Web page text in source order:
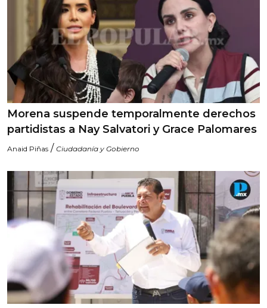
Morena suspende temporalmente derechos
partidistas a Nay Salvatori y Grace Palomares
Anaid Piñas / Ciudadanía y Gobierno